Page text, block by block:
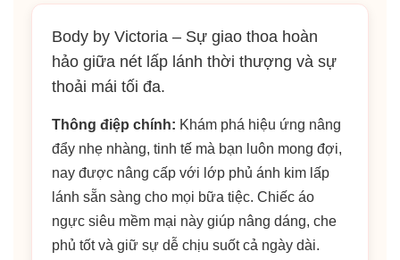
Body by Victoria – Sự giao thoa hoàn
hảo giữa nét lấp lánh thời thượng và sự
thoải mái tối đa.
Thông điệp chính: Khám phá hiệu ứng nâng
đẩy nhẹ nhàng, tinh tế mà bạn luôn mong đợi,
nay được nâng cấp với lớp phủ ánh kim lấp
lánh sẵn sàng cho mọi bữa tiệc. Chiếc áo
ngực siêu mềm mại này giúp nâng dáng, che
phủ tốt và giữ sự dễ chịu suốt cả ngày dài.